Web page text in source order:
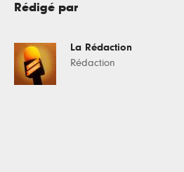
Rédigé par
La Rédaction
Rédaction